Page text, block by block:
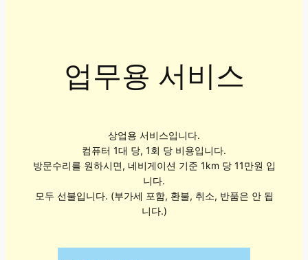
업무용 서비스
상업용 서비스입니다.
컴퓨터 1대 당, 1회 당 비용입니다.
방문수리를 원하시면, 네비게이션 기준 1km 당 11만원 입
니다.
모두 선불입니다. (부가세 포함, 환불, 취소, 반품은 안 됩
니다.)